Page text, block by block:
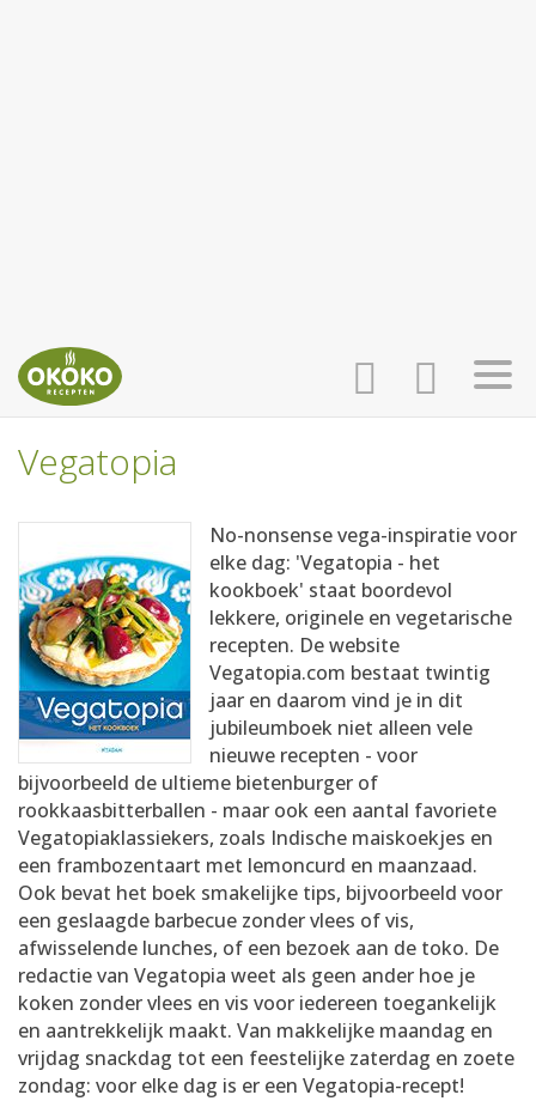
AANMELDEN
RECEPTEN
WEEKMENU'S
KOOKBOEKEN
Vegatopia
No-nonsense vega-inspiratie voor
elke dag: 'Vegatopia - het
kookboek' staat boordevol
lekkere, originele en vegetarische
recepten. De website
Vegatopia.com bestaat twintig
jaar en daarom vind je in dit
jubileumboek niet alleen vele
nieuwe recepten - voor
bijvoorbeeld de ultieme bietenburger of
rookkaasbitterballen - maar ook een aantal favoriete
Vegatopiaklassiekers, zoals Indische maiskoekjes en
een frambozentaart met lemoncurd en maanzaad.
Ook bevat het boek smakelijke tips, bijvoorbeeld voor
een geslaagde barbecue zonder vlees of vis,
afwisselende lunches, of een bezoek aan de toko. De
redactie van Vegatopia weet als geen ander hoe je
koken zonder vlees en vis voor iedereen toegankelijk
en aantrekkelijk maakt. Van makkelijke maandag en
vrijdag snackdag tot een feestelijke zaterdag en zoete
zondag: voor elke dag is er een Vegatopia-recept!